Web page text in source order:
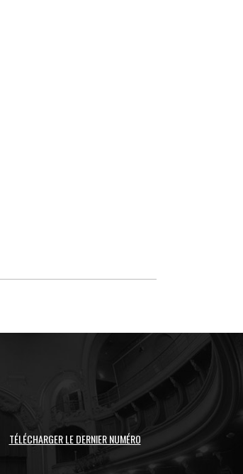
TÉLÉCHARGER LE DERNIER NUMÉRO